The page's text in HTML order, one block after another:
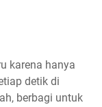
karena hanya
detik di
berbagi untuk